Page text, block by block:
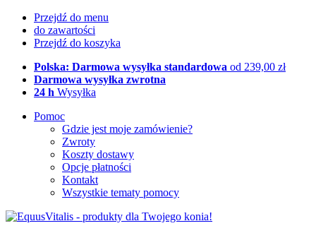
Przejdź do menu
do zawartości
Przejdź do koszyka
Polska: Darmowa wysyłka standardowa od 239,00 zł
Darmowa wysyłka zwrotna
24 h Wysyłka
Pomoc
Gdzie jest moje zamówienie?
Zwroty
Koszty dostawy
Opcje płatności
Kontakt
Wszystkie tematy pomocy